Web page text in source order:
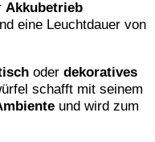
Akkubetrieb
eine Leuchtdauer von
oder dekoratives
schafft mit seinem
und wird zum